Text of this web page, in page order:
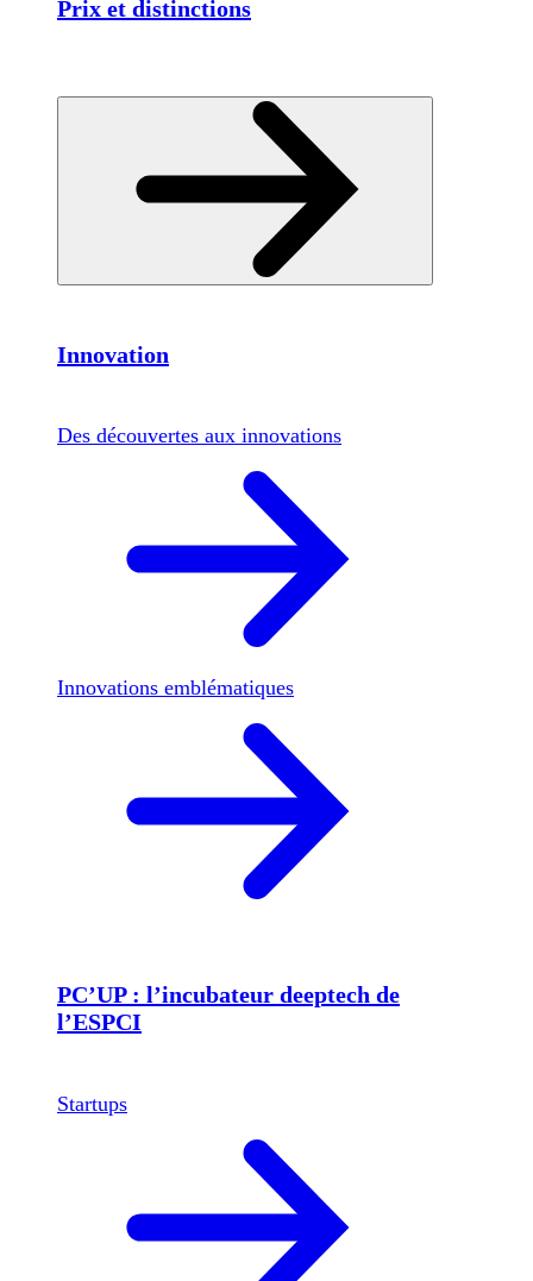
Prix et distinctions
Innovation
Des découvertes aux innovations
Innovations emblématiques
PC’UP : l’incubateur deeptech de
l’ESPCI
Startups